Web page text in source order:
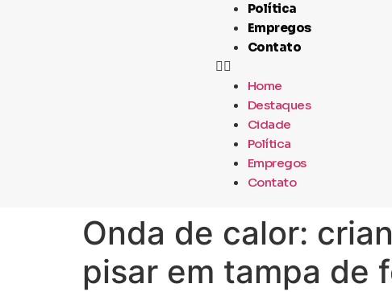
Política
Empregos
Contato
Home
Destaques
Cidade
Política
Empregos
Contato
Onda de calor:
pisar em tampa de